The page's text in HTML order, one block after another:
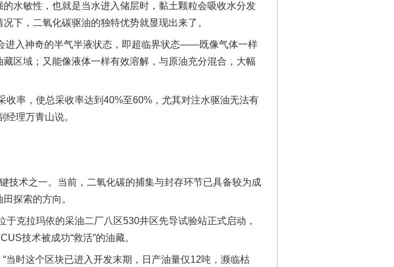
敏性，也就是当水进入储层时，黏土颗粒会吸收水分发
下，二氧化碳驱油的独特优势就显现出来了。
入神奇的半气半液状态，即超临界状态——既像气体一样
区域；又能像液体一样有效溶解，与原油充分混合，大幅
率，使总采收率达到40%至60%，尤其对注水驱油无法有
理万青山说。
术之一。当前，二氧化碳的捕集与封存环节已具备较为成
探索的方向。
拉玛依的采油二厂八区530井区先导试验站正式启动，
技术被成功“救活”的油藏。
时这个区块已进入开发末期，日产油量仅12吨，濒临枯